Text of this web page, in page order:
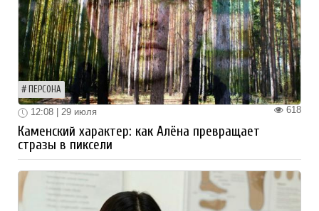
ПЕРСОНА
618
12:08 | 29 июля
Каменский характер: как Алёна превращает
стразы в пиксели